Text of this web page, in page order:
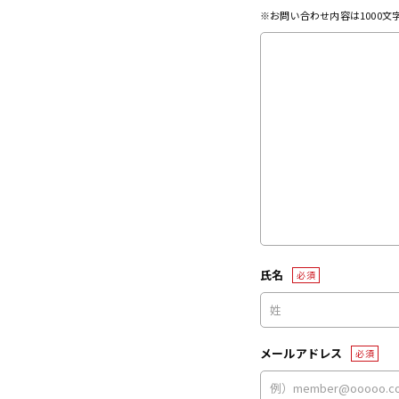
※お問い合わせ内容は1000文
氏名 必須
メールアドレス 必須